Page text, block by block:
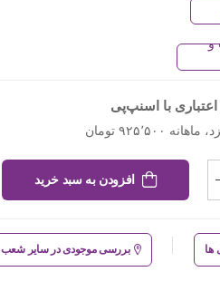
و
با اسنپ‌پی
افزودن به سبد خرید
ها بررسی موجودی در سایر شعب